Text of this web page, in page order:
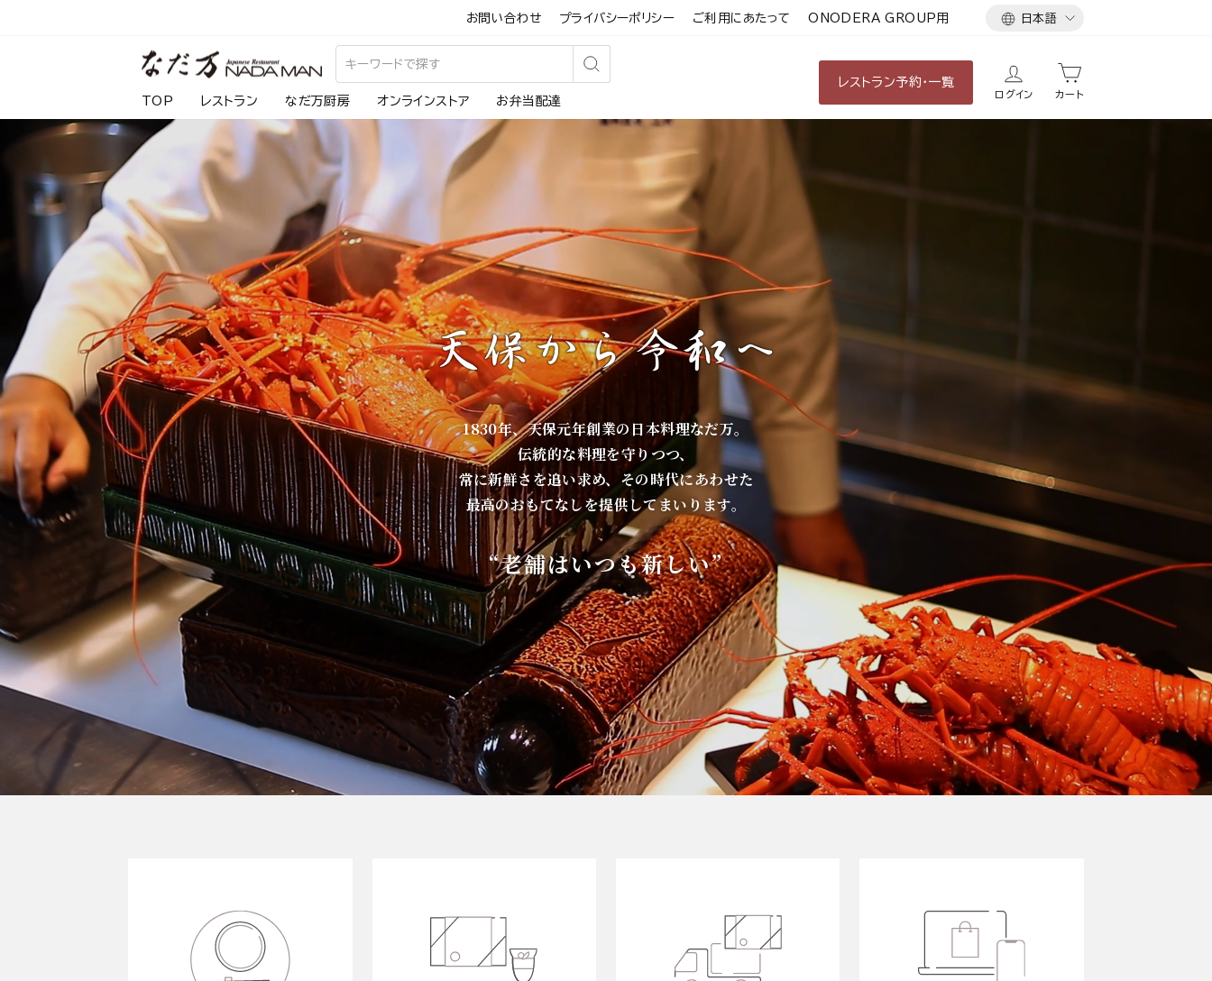
す
る
お問い合わせ プライバシーポリシー ご利用にあたって ONODERA GROUP用
言
日本語
な
だ
万
検
す
TOP レストラン なだ万厨房 オンラインストア お弁当配達
レストラン予約・一覧
ログイン カート
1830年、天保元年創業の日本料理なだ万。
伝統的な料理を守りつつ、
常に新鮮さを追い求め、その時代にあわせた
最高のおもてなしを提供してまいります。
“老舗はいつも新しい”